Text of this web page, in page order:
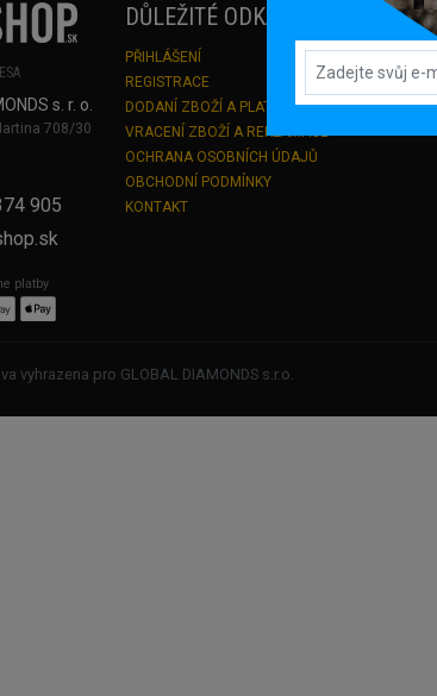
s. r. o.
708/30
905
platby
DŮLEŽITÉ ODKAZY
PŘIHLÁŠENÍ
REGISTRACE
DODANÍ ZBOŽÍ A PLATBA
VRACENÍ ZBOŽÍ A REKLAMACE
OCHRANA OSOBNÍCH ÚDAJŮ
OBCHODNÍ PODMÍNKY
KONTAKT
vyhrazena pro GLOBAL DIAMONDS s.r.o.